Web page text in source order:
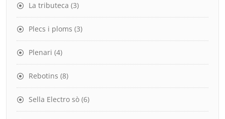
La tributeca (3)
Plecs i ploms (3)
Plenari (4)
Rebotins (8)
Sella Electro sò (6)